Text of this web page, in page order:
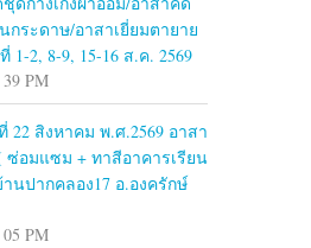
กระดาษ/อาสาเยี่ยมตายาย
2, 8-9, 15-16 ส.ค. 2569
PM
22 สิงหาคม พ.ศ.2569 อาสา
อมแซม + ทาสีอาคารเรียน
นปากคลอง17 อ.องครักษ์
PM